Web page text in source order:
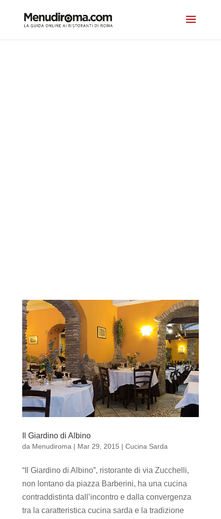
Il Giardino di Albino
da Menudiroma| Mar 29, 2015 | Cucina Sarda
“Il Giardino di Albino”, ristorante di via Zucchelli,
non lontano da piazza Barberini, ha una cucina
contraddistinta dall’incontro e dalla convergenza
tra la caratteristica cucina sarda e la tradizione